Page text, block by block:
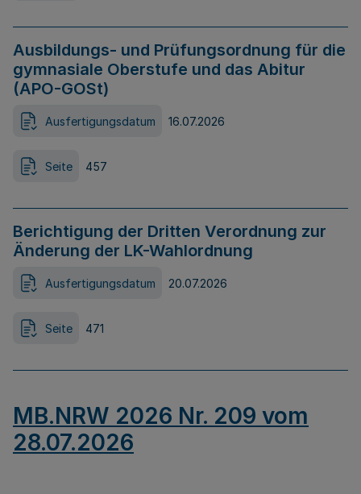
Ausbildungs- und Prüfungsordnung für die
gymnasiale Oberstufe und das Abitur
(APO-GOSt)
Ausfertigungsdatum 16.07.2026
Seite 457
Berichtigung der Dritten Verordnung zur
Änderung der LK-Wahlordnung
Ausfertigungsdatum 20.07.2026
Seite 471
MB.NRW 2026 Nr. 209 vom
28.07.2026